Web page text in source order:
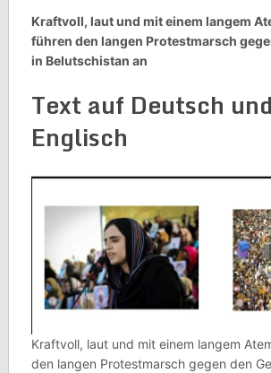
Kraftvoll, laut und mit einem langem
führen den langen Protestmarsch
in Belutschistan an
Text auf Deutsch und
Englisch
Kraftvoll, laut und mit einem langem
den langen Protestmarsch gegen den